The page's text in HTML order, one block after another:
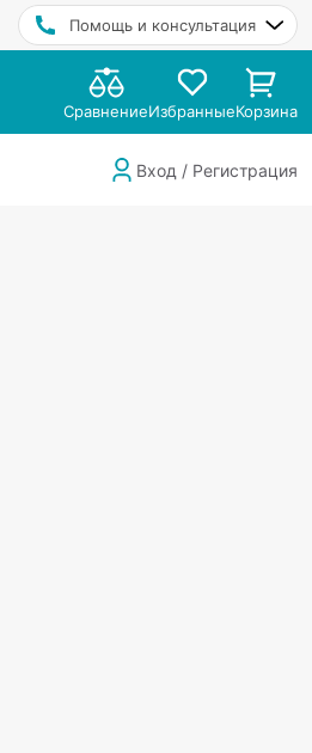
Помощь и консультация
СравнениеИзбранныеКорзина
Вход / Регистрация